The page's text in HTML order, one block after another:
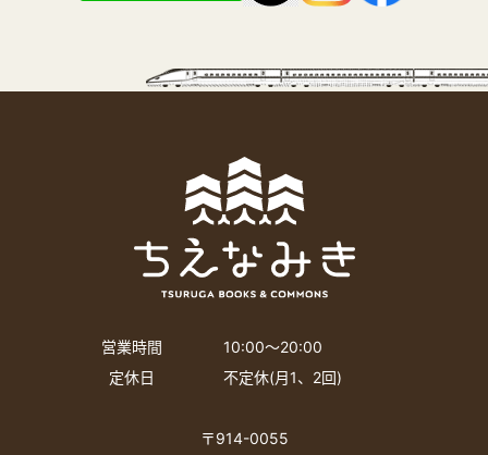
営業時間
10:00〜20:00
定休日
不定休(月1、2回)
〒914-0055